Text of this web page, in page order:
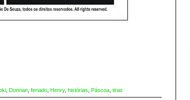
Donnan feriado Henry, histórias Páscoa tiras